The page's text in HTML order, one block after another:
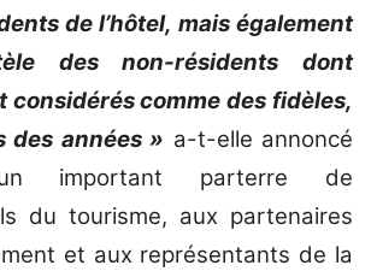
de l’hôtel, mais également
des non-résidents dont
considérés comme des fidèles,
des années » a-t-elle annoncé
important parterre de
du tourisme, aux partenaires
et aux représentants de la